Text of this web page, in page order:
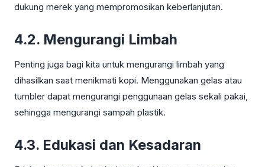
dukung merek yang mempromosikan keberlanjutan.
4.2. Mengurangi Limbah
Penting juga bagi kita untuk mengurangi limbah yang
dihasilkan saat menikmati kopi. Menggunakan gelas atau
tumbler dapat mengurangi penggunaan gelas sekali pakai,
sehingga mengurangi sampah plastik.
4.3. Edukasi dan Kesadaran